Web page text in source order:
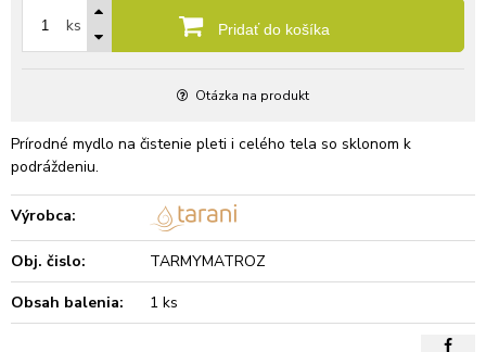
ks Pridať do košíka
Otázka na produkt
Prírodné mydlo na čistenie pleti i celého tela so sklonom k
podráždeniu.
Výrobca:
Obj. čislo:
TARMYMATROZ
Obsah balenia:
1 ks